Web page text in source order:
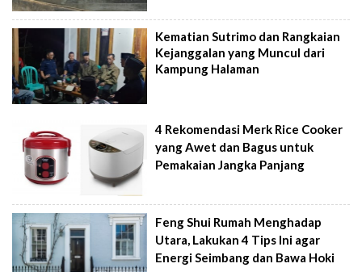
Kematian Sutrimo dan Rangkaian
Kejanggalan yang Muncul dari
Kampung Halaman
4 Rekomendasi Merk Rice Cooker
yang Awet dan Bagus untuk
Pemakaian Jangka Panjang
Feng Shui Rumah Menghadap
Utara, Lakukan 4 Tips Ini agar
Energi Seimbang dan Bawa Hoki